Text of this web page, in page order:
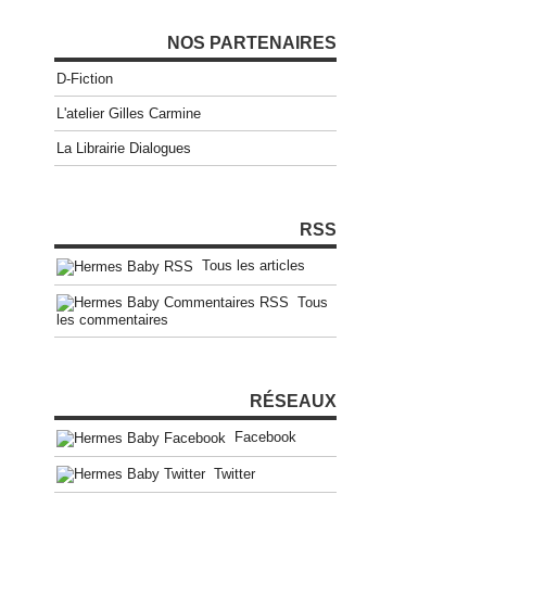
NOS PARTENAIRES
D-Fiction
L'atelier Gilles Carmine
La Librairie Dialogues
RSS
Tous les articles
Tous
les commentaires
RÉSEAUX
Facebook
Twitter